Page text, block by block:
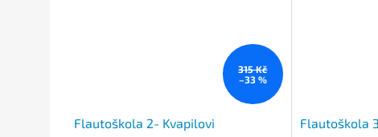
315 Kč
–33 %
Flautoškola 2- Kvapilovi Flautoškola